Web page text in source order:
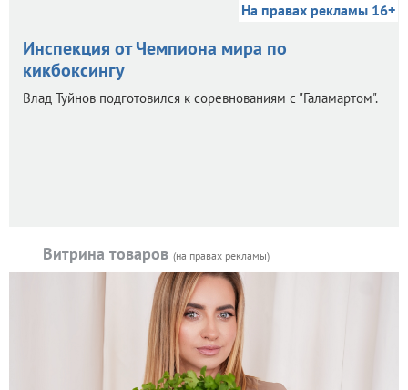
На правах рекламы 16+
Инспекция от Чемпиона мира по
кикбоксингу
Влад Туйнов подготовился к соревнованиям с "Галамартом".
Витрина товаров (на правах рекламы)